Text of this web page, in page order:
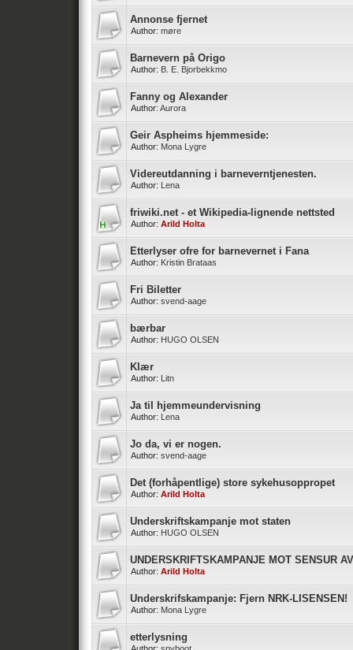
Annonse fjernet
Author: møre
Barnevern på Origo
Author: B. E. Bjorbekkmo
Fanny og Alexander
Author: Aurora
Geir Aspheims hjemmeside:
Author: Mona Lygre
Videreutdanning i barneverntjenesten.
Author: Lena
friwiki.net - et Wikipedia-lignende nettsted
Author: Arild Holta
Etterlyser ofre for barnevernet i Fana
Author: Kristin Brataas
Fri Biletter
Author: svend-aage
bærbar
Author: HUGO OLSEN
Klær
Author: Litn
Ja til hjemmeundervisning
Author: Lena
Jo da, vi er nogen.
Author: svend-aage
Det (forhåpentlige) store sykehusoppropet
Author: Arild Holta
Underskriftskampanje mot staten
Author: HUGO OLSEN
UNDERSKRIFTSKAMPANJE MOT SENSUR
Author: Arild Holta
Underskrifskampanje: Fjern NRK-LISENSEN!
Author: Mona Lygre
etterlysning